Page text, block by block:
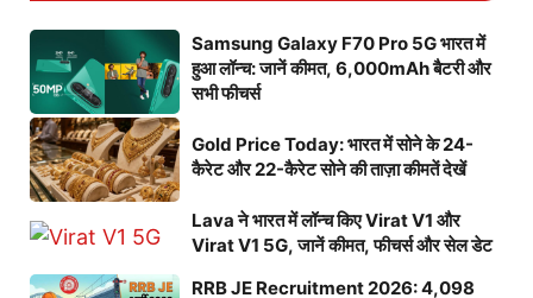
Samsung Galaxy F70 Pro 5G भारत में
हुआ लॉन्च: जानें कीमत, 6,000mAh बैटरी और
सभी फीचर्स
Gold Price Today: भारत में सोने के 24-
कैरेट और 22-कैरेट सोने की ताज़ा कीमतें देखें
Lava ने भारत में लॉन्च किए Virat V1 और
Virat V1 5G, जानें कीमत, फीचर्स और सेल डेट
RRB JE Recruitment 2026: 4,098